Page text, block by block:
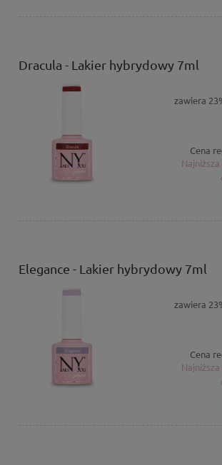
Dracula - Lakier hybrydowy 7ml
zawiera
Cena
Elegance - Lakier hybrydowy 7ml
zawiera
Cena